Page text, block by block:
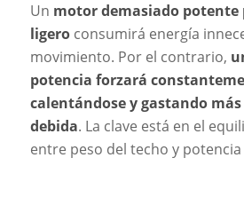
Un motor demasiado potente
ligeroconsumirá energía
movimiento. Por el contrario,
potencia forzará
calentándose y gastando
debida. La clave está en el
entre peso del techo y